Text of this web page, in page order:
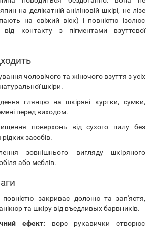
на делікатній аніліновій шкірі, не лізе
на свіжий віск) і повністю ізолює
контакту з пігментами взуттєвої
чоловічого та жіночого взуття з усіх
шкіри.
глянцю на шкіряні куртки, сумки,
перед виходом.
поверхонь від сухого пилу без
засобів.
зовнішнього вигляду шкіряного
або меблів.
повністю закриває долоню та зап'ястя,
та шкіру від въедливых барвників.
ефект: ворс рукавички створює